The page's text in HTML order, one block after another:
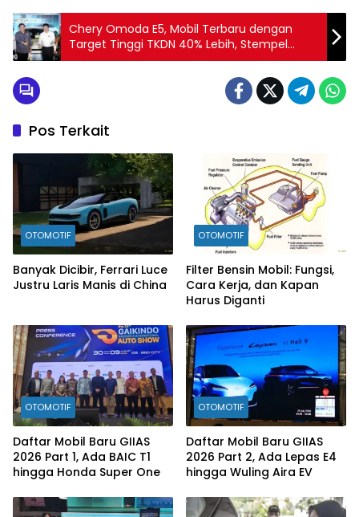
Chery Omoda E5, Mobil Terbaru dengan
Target Tinggi TKDN 40% Lebih, Stempel
‘Diproduksi di Indonesia’
Pos Terkait
OTOMOTIF
Banyak Dicibir, Ferrari Luce
Justru Laris Manis di China
OTOMOTIF
Filter Bensin Mobil: Fungsi,
Cara Kerja, dan Kapan
Harus Diganti
OTOMOTIF
Daftar Mobil Baru GIIAS
2026 Part 1, Ada BAIC T1
hingga Honda Super One
OTOMOTIF
Daftar Mobil Baru GIIAS
2026 Part 2, Ada Lepas E4
hingga Wuling Aira EV